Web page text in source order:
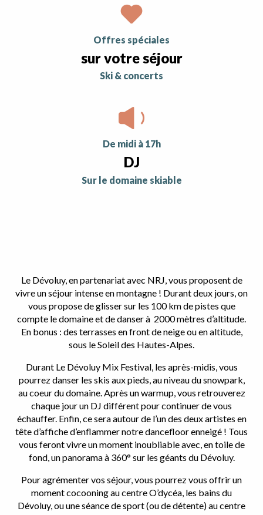
Offres spéciales
sur votre séjour
ski & concerts
De midi à 17h
DJ
sur le domaine skiable
Le Dévoluy, en partenariat avec NRJ, vous proposent de
vivre un séjour intense en montagne ! Durant deux jours, on
vous propose de glisser sur les 100 km de pistes que
compte le domaine et de danser à 2000 mètres d’altitude.
En bonus : des terrasses en front de neige ou en altitude,
sous le Soleil des Hautes-Alpes.
Durant Le Dévoluy Mix Festival, les après-midis, vous
pourrez danser les skis aux pieds, au niveau du snowpark,
au coeur du domaine. Après un warmup, vous retrouverez
chaque jour un DJ différent pour continuer de vous
échauffer. Enfin, ce sera autour de l’un des deux artistes en
tête d’affiche d’enflammer notre dancefloor enneigé ! Tous
vous feront vivre un moment inoubliable avec, en toile de
fond, un panorama à 360° sur les géants du Dévoluy.
Pour agrémenter vos séjour, vous pourrez vous offrir un
moment cocooning au centreO’dycéa, les bains du
Dévoluy, ou une séance de sport (ou de détente) aucentre